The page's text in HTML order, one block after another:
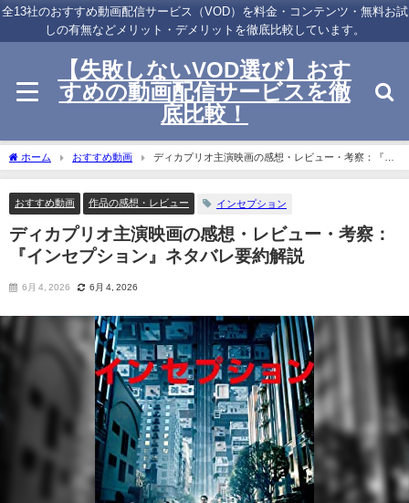
全13社のおすすめ動画配信サービス（VOD）を料金・コンテンツ・無料お試
しの有無などメリット・デメリットを徹底比較しています。
【失敗しないVOD選び】おす
すめの動画配信サービスを徹
底比較！
ホーム おすすめ動画
ディカプリオ主演映画の感想・レビュー・考察：『イ
ンセプション』ネタバレ要約解説
おすすめ動画 作品の感想・レビュー インセプション
ディカプリオ主演映画の感想・レビュー・考察：
『インセプション』ネタバレ要約解説
6月 4, 2026 6月 4, 2026